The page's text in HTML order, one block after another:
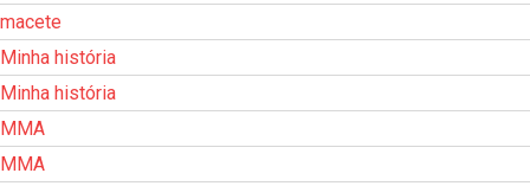
macete
Minha história
Minha história
MMA
MMA